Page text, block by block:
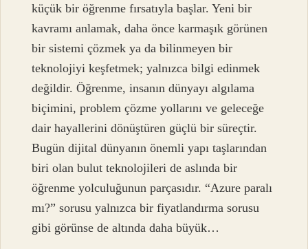
küçük bir öğrenme fırsatıyla başlar. Yeni bir
kavramı anlamak, daha önce karmaşık görünen
bir sistemi çözmek ya da bilinmeyen bir
teknolojiyi keşfetmek; yalnızca bilgi edinmek
değildir. Öğrenme, insanın dünyayı algılama
biçimini, problem çözme yollarını ve geleceğe
dair hayallerini dönüştüren güçlü bir süreçtir.
Bugün dijital dünyanın önemli yapı taşlarından
biri olan bulut teknolojileri de aslında bir
öğrenme yolculuğunun parçasıdır. “Azure paralı
mı?” sorusu yalnızca bir fiyatlandırma sorusu
gibi görünse de altında daha büyük…